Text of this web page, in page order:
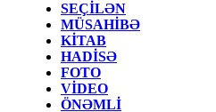
SEÇİLƏN
MÜSAHİBƏ
KİTAB
HADİSƏ
FOTO
VİDEO
ÖNƏMLİ